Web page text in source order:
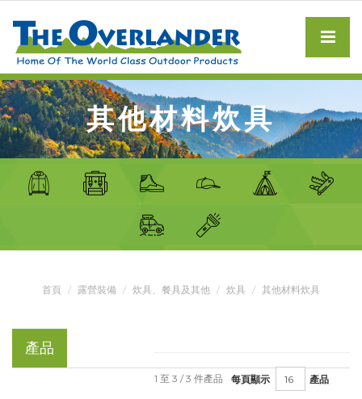
其他材料炊具
首頁 露營裝備 炊具、餐具及其他 炊具 其他材料炊具
產品
每頁顯示 產品
1 至 3 / 3 件產品